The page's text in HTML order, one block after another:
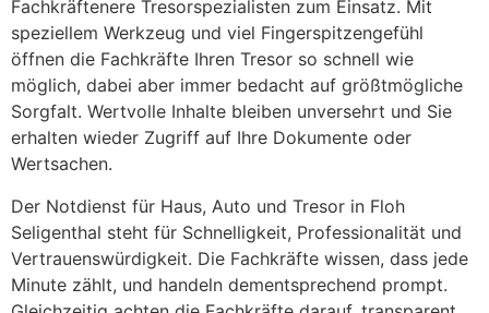
Fachkräftenere Tresorspezialisten zum Einsatz. Mit
speziellem Werkzeug und viel Fingerspitzengefühl
öffnen die Fachkräfte Ihren Tresor so schnell wie
möglich, dabei aber immer bedacht auf größtmögliche
Sorgfalt. Wertvolle Inhalte bleiben unversehrt und Sie
erhalten wieder Zugriff auf Ihre Dokumente oder
Wertsachen.
Der Notdienst für Haus, Auto und Tresor in Floh
Seligenthal steht für Schnelligkeit, Professionalität und
Vertrauenswürdigkeit. Die Fachkräfte wissen, dass jede
Minute zählt, und handeln dementsprechend prompt.